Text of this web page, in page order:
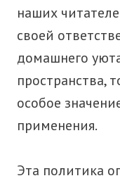
наших
своей
домашнего
пространства,
особое
применения.
Эта политика